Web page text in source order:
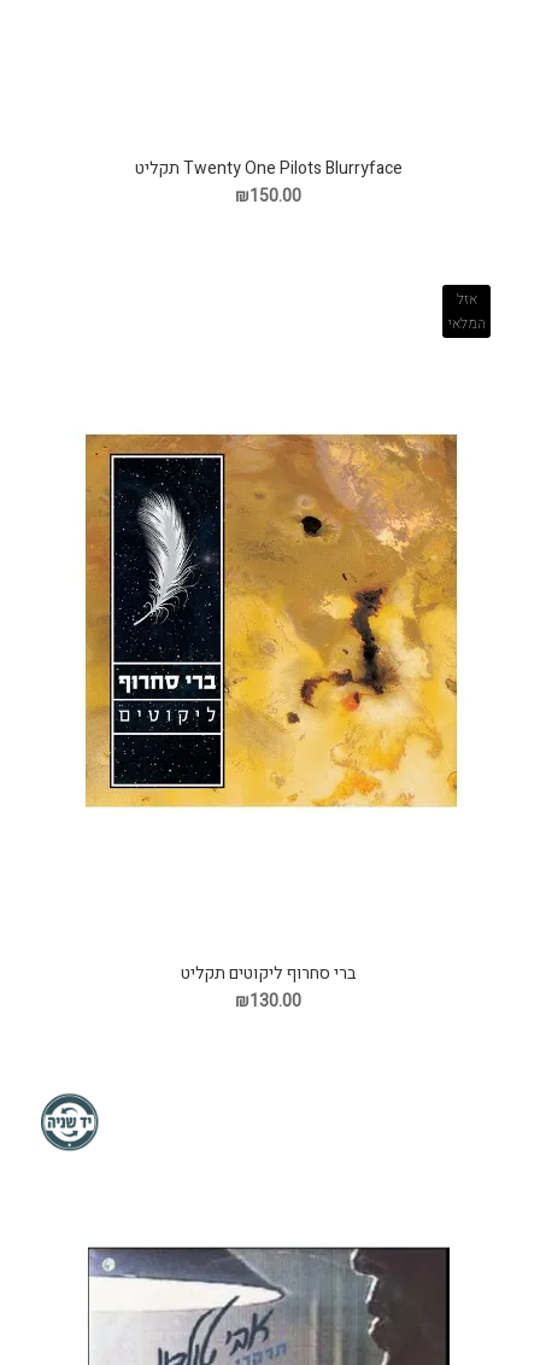
Twenty One Pilots Blurryface תקליט
₪150.00
אזל
המלאי
ברי סחרוף ליקוטים תקליט
₪130.00